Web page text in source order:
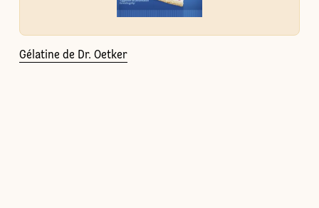
Gélatine de Dr. Oetker